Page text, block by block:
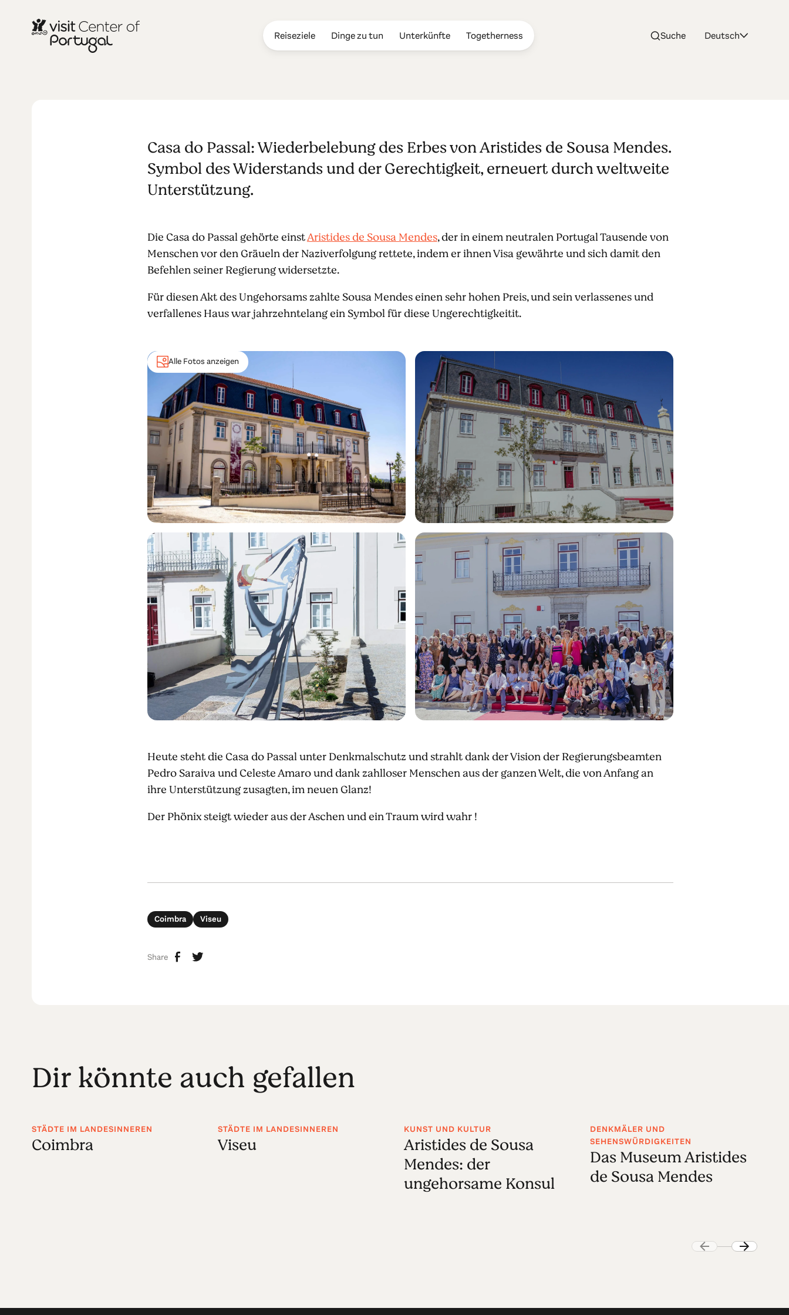
Reiseziele Dinge zu tun Unterkünfte Togetherness Suche Deutsch
Casa do Passal
Casa do Passal: Wiederbelebung des Erbes von Aristides de Sousa Mendes.
Symbol des Widerstands und der Gerechtigkeit, erneuert durch weltweite
Unterstützung.
Die Casa do Passal gehörte einstAristides de Sousa Mendes, der in einem neutralen Portugal Tausende von
Menschen vor den Gräueln der Naziverfolgung rettete, indem er ihnen Visa gewährte und sich damit den
Befehlen seiner Regierung widersetzte.
Für diesen Akt des Ungehorsams zahlte Sousa Mendes einen sehr hohen Preis, und sein verlassenes und
verfallenes Haus war jahrzehntelang ein Symbol für diese Ungerechtigkeitit.
Alle Fotos anzeigen
Heute steht die Casa do Passal unter Denkmalschutz und strahlt dank der Vision der Regierungsbeamten
Pedro Saraiva und Celeste Amaro und dank zahlloser Menschen aus der ganzen Welt, die von Anfang an
ihre Unterstützung zusagten, im neuen Glanz!
Der Phönix steigt wieder aus der Aschen und ein Traum wird wahr !
Coimbra Viseu
Share
Dir könnte auch gefallen
STÄDTE IM LANDESINNEREN
Coimbra
STÄDTE IM LANDESINNEREN
Viseu
KUNST UND KULTUR
Aristides de Sousa
Mendes: der
ungehorsame Konsul
DENKMÄLER UND
SEHENSWÜRDIGKEITEN
Das Museum Aristides
de Sousa Mendes